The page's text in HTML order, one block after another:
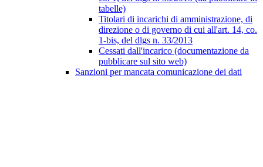
tabelle)
Titolari di incarichi di amministrazione, di
direzione o di governo di cui all'art. 14, co.
1-bis, del dlgs n. 33/2013
Cessati dall'incarico (documentazione da
pubblicare sul sito web)
Sanzioni per mancata comunicazione dei dati